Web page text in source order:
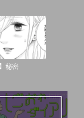
秘密